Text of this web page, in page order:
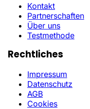
Kontakt
Partnerschaften
Über uns
Testmethode
Rechtliches
Impressum
Datenschutz
AGB
Cookies